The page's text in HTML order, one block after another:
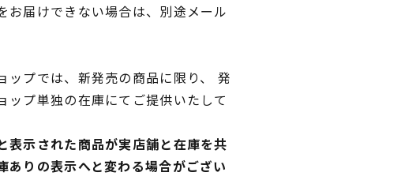
お届けできない場合は、別途メール
ップでは、新発売の商品に限り、 発
ップ単独の在庫にてご提供いたして
示された商品が実店舗と在庫を共
ありの表示へと変わる場合がござい